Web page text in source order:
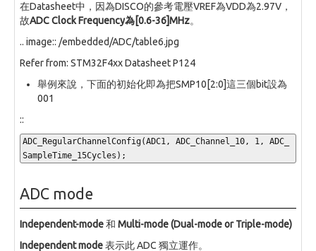
在Datasheet中，因為DISCO的參考電壓VREF為VDD為2.97V，
故ADC Clock Frequency為[0.6-36]MHz。
.. image:: /embedded/ADC/table6.jpg
Refer from: STM32F4xx Datasheet P124
舉例來說，下面的初始化即為把SMP10[2:0]這三個bit設為
001
::
ADC_RegularChannelConfig(ADC1, ADC_Channel_10, 1, ADC_
SampleTime_15Cycles);
ADC mode
Independent-mode和 Multi-mode (Dual-mode or Triple-mode)
Independent mode表示此 ADC 獨立運作。